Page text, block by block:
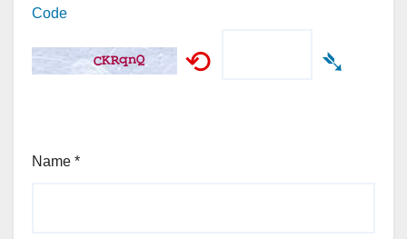
Code
⟲ ➴
Name *